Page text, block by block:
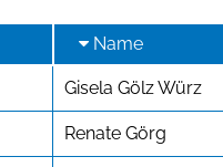
Name
Gisela Gölz Würz
Renate Görg